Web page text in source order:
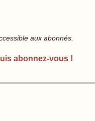
aux abonnés.
abonnez-vous !